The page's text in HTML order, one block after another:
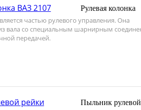
Рулевая колонка
частью рулевого управления. Она
вала со специальным шарнирным
передачей.
Пыльник